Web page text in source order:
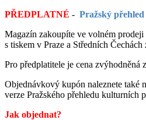
PŘEDPLATNÉ - Pražský přehled
Magazín zakoupíte ve volném
s tiskem v Praze a Středních Čechách
Pro předplatitele je cena zvýhodněná
Objednávkový kupón naleznete také
verze Pražského přehledu kulturních
Jak objednat?